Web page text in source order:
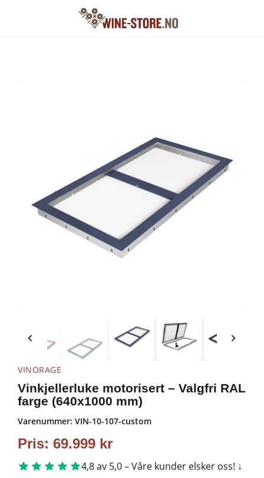
VINORAGE
Vinkjellerluke motorisert – Valgfri RAL
farge (640x1000 mm)
Varenummer: VIN-10-107-custom
Pris: 69.999 kr
4,8 av 5,0 – Våre kunder elsker oss!